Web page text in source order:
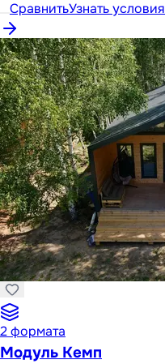
СравнитьУзнать условия
2формата
Модуль Кемп